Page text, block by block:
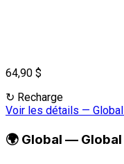
64,90 $
↻ Recharge
Voir les détails — Global
🌍 Global — Global